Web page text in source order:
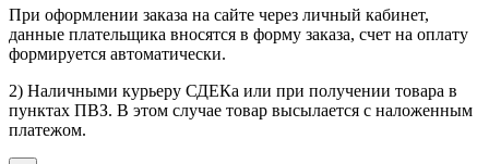
При оформлении заказа на сайте через личный кабинет,
данные плательщика вносятся в форму заказа, счет на оплату
формируется автоматически.
2) Наличными курьеру СДЕКа или при получении товара в
пунктах ПВЗ. В этом случае товар высылается с наложенным
платежом.